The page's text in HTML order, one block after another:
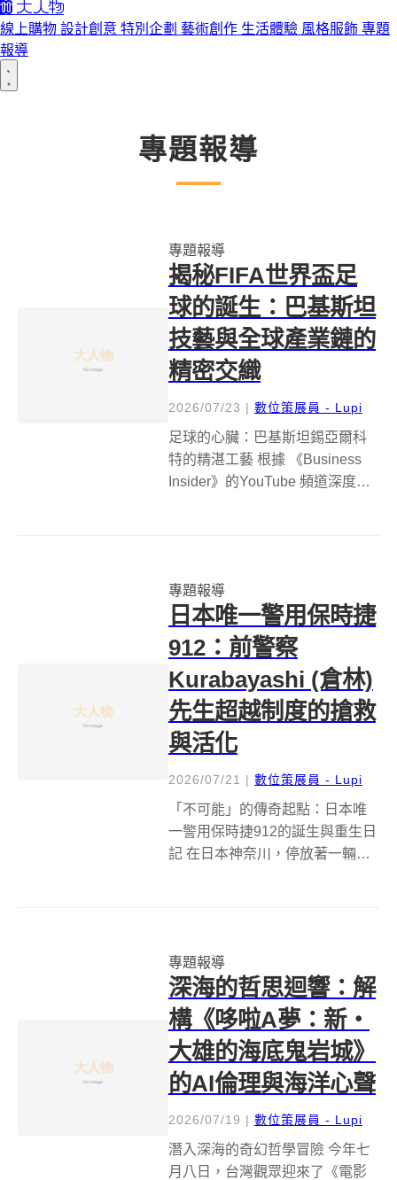
線上購物 設計創意 特別企劃 藝術創作 生活體驗 風格服飾 專題
報導
專題報導
專題報導
揭秘FIFA世界盃足
球的誕生：巴基斯坦
技藝與全球產業鏈的
精密交織
2026/07/23 | 數位策展員 - Lupi
足球的心臟：巴基斯坦錫亞爾科
特的精湛工藝 根據 《Business
Insider》的YouTube 頻道深度介
重，尤其在世界盃...
專題報導
日本唯一警用保時捷
912：前警察
Kurabayashi (倉林)
先生超越制度的搶救
與活化
2026/07/21 | 數位策展員 - Lupi
「不可能」的傳奇起點：日本唯
一警用保時捷912的誕生與重生日
記 在日本神奈川，停放著一輛獨
執著與超越制度的動人故事。根
據 ...
專題報導
深海的哲思迴響：解
構《哆啦A夢：新‧
大雄的海底鬼岩城》
的AI倫理與海洋心聲
2026/07/19 | 數位策展員 - Lupi
潛入深海的奇幻哲學冒險 今年七
月八日，台灣觀眾迎來了《電影